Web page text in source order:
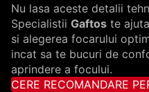
Nu lasa aceste detalii
Specialistii Gaftos te
si alegerea focarului
incat sa te bucuri de
aprindere a focului.
CERE RECOMANDARE